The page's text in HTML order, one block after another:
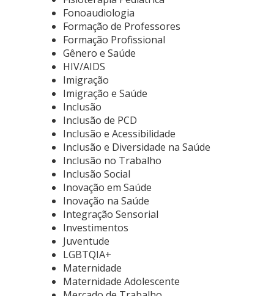
Fonoaudiologia
Formação de Professores
Formação Profissional
Gênero e Saúde
HIV/AIDS
Imigração
Imigração e Saúde
Inclusão
Inclusão de PCD
Inclusão e Acessibilidade
Inclusão e Diversidade na Saúde
Inclusão no Trabalho
Inclusão Social
Inovação em Saúde
Inovação na Saúde
Integração Sensorial
Investimentos
Juventude
LGBTQIA+
Maternidade
Maternidade Adolescente